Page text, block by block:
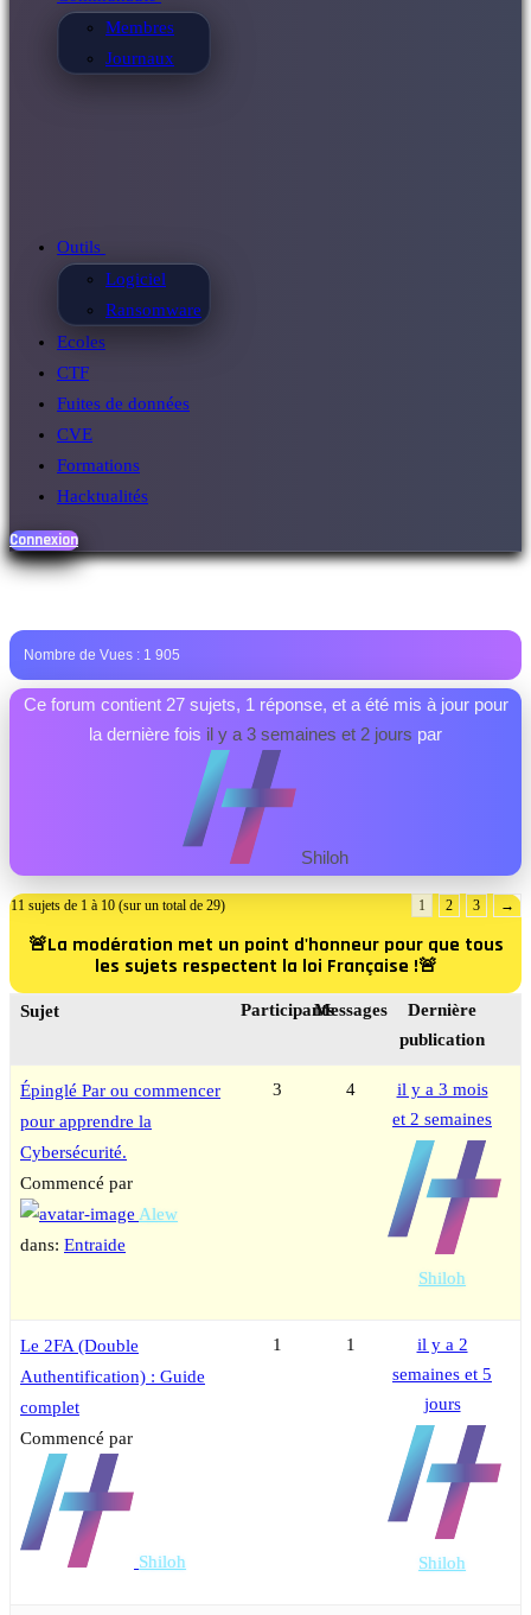
Membres
Journaux
Outils
Logiciel
Ransomware
Ecoles
CTF
Fuites de données
CVE
Formations
Hacktualités
Connexion
Nombre de Vues : 1 905
Ce forum contient 27 sujets, 1 réponse, et a été mis à jour pour
la dernière fois il y a 3 semaines et 2 jours par
Shiloh
11 sujets de 1 à 10 (sur un total de 29) 1 2 3 →
🚨La modération met un point d'honneur pour que tous
les sujets respectent la loi Française !🚨
Sujet ParticipantsMessages
Dernière
publication
Épinglé Par ou commencer
pour apprendre la
Cybersécurité.
Commencé par
Alew
dans: Entraide
3 4
il y a 3 mois
et 2 semaines
Shiloh
Le 2FA (Double
Authentification) : Guide
complet
Commencé par
Shiloh
1 1
il y a 2
semaines et 5
jours
Shiloh